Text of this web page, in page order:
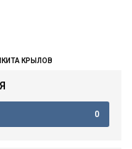
КРЫЛОВ
0